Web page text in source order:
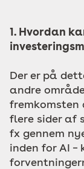
1. Hvordan
Der er på
andre
fremkomsten
flere sider af
fx gennem
inden for AI